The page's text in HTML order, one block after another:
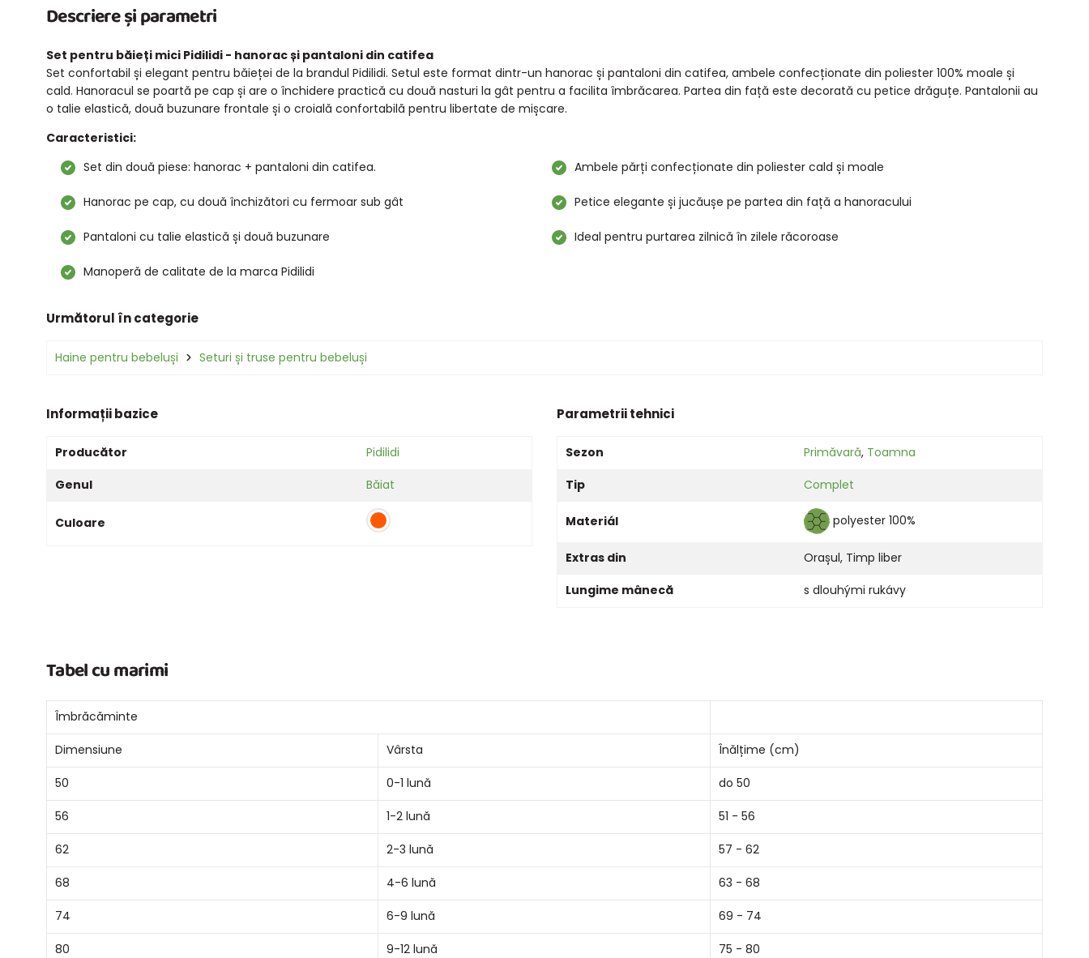
Descriere și parametri
Set pentru băieți mici Pidilidi - hanorac și pantaloni din catifea
Set confortabil și elegant pentru băieței de la brandul Pidilidi. Setul este format dintr-un hanorac și pantaloni din catifea, ambele confecționate din poliester 100% moale și
cald. Hanoracul se poartă pe cap și are o închidere practică cu două nasturi la gât pentru a facilita îmbrăcarea. Partea din față este decorată cu petice drăguțe. Pantalonii au
o talie elastică, două buzunare frontale și o croială confortabilă pentru libertate de mișcare.
Caracteristici:
Set din două piese: hanorac + pantaloni din catifea.
Ambele părți confecționate din poliester cald și moale
Hanorac pe cap, cu două închizători cu fermoar sub gât Petice elegante și jucăușe pe partea din față a hanoracului
Pantaloni cu talie elastică și două buzunare Ideal pentru purtarea zilnică în zilele răcoroase
Manoperă de calitate de la marca Pidilidi
Următorul în categorie
Haine pentru bebeluși Seturi și truse pentru bebeluși
Informații bazice
Producător
Pidilidi
Genul
Băiat
Culoare
Parametrii tehnici
Sezon Primăvară, Toamna
Tip
Complet
Materiál polyester 100%
Extras din Orașul, Timp liber
Lungime mânecă
s dlouhými rukávy
Tabel cu marimi
Îmbrăcăminte
Dimensiune Vârsta Înălțime (cm)
50 0-1 lună do 50
56 1-2 lună 51 - 56
62 2-3 lună 57 - 62
68 4-6 lună 63 - 68
74 6-9 lună 69 - 74
80 9-12 lună 75 - 80